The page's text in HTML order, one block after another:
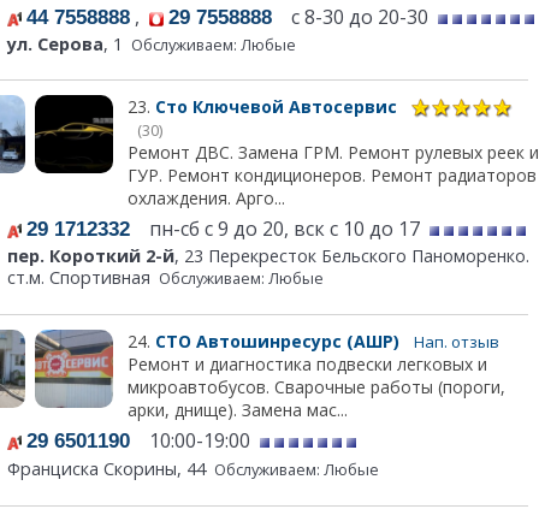
44 7558888 , 29 7558888 с 8-30 до 20-30
ул. Серова, 1 Обслуживаем: Любые
23. Сто Ключевой Автосервис
(30)
Ремонт ДВС. Замена ГРМ. Ремонт рулевых реек и
ГУР. Ремонт кондиционеров. Ремонт радиаторов
охлаждения. Арго...
29 1712332 пн-сб с 9 до 20, вск с 10 до 17
пер. Короткий 2-й, 23 Перекресток Бельского Паноморенко.
ст.м. Спортивная Обслуживаем: Любые
24. СТО Автошинресурс (АШР) Нап. отзыв
Ремонт и диагностика подвески легковых и
микроавтобусов. Сварочные работы (пороги,
арки, днище). Замена мас...
29 6501190 10:00-19:00
Франциска Скорины, 44 Обслуживаем: Любые